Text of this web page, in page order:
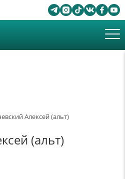
Алексей (альт)
(альт)